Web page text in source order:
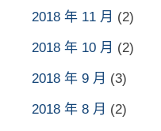
2018 年 11 月 (2)
2018 年 10 月 (2)
2018 年 9 月 (3)
2018 年 8 月 (2)